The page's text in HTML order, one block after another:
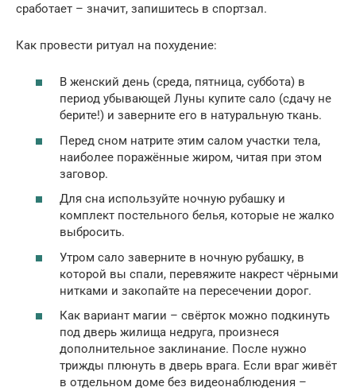
сработает – значит, запишитесь в спортзал.
Как провести ритуал на похудение:
В женский день (среда, пятница, суббота) в
период убывающей Луны купите сало (сдачу не
берите!) и заверните его в натуральную ткань.
Перед сном натрите этим салом участки тела,
наиболее поражённые жиром, читая при этом
заговор.
Для сна используйте ночную рубашку и
комплект постельного белья, которые не жалко
выбросить.
Утром сало заверните в ночную рубашку, в
которой вы спали, перевяжите накрест чёрными
нитками и закопайте на пересечении дорог.
Как вариант магии – свёрток можно подкинуть
под дверь жилища недруга, произнеся
дополнительное заклинание. После нужно
трижды плюнуть в дверь врага. Если враг живёт
в отдельном доме без видеонаблюдения –